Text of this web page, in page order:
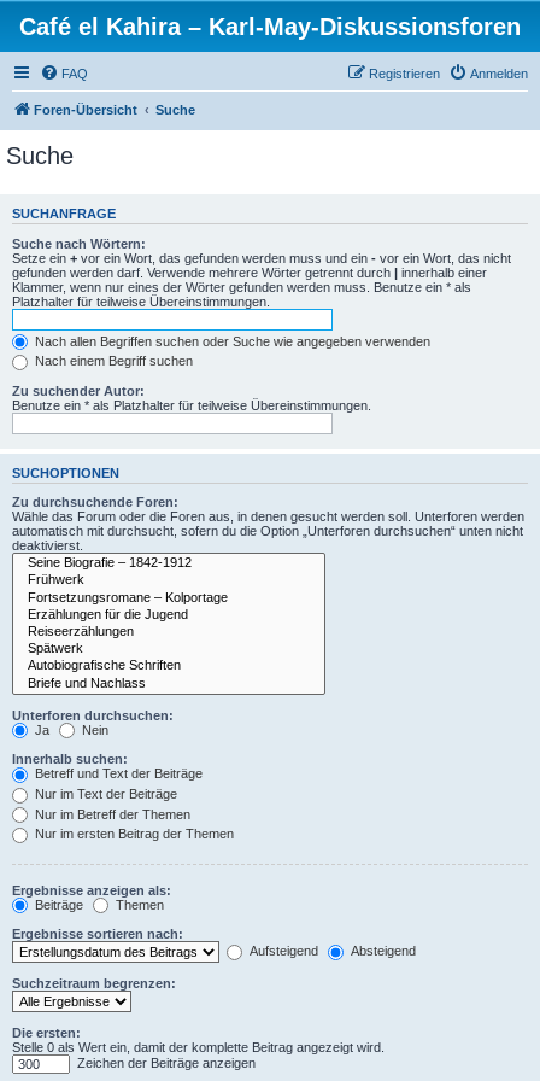
Café el Kahira – Karl-May-Diskussionsforen
FAQ Anmelden
Registrieren
Foren-Übersicht Suche
Suche
SUCHANFRAGE
Suche nach Wörtern:
Setze ein + vor ein Wort, das gefunden werden muss und ein - vor ein Wort, das nicht
gefunden werden darf. Verwende mehrere Wörter getrennt durch | innerhalb einer
Klammer, wenn nur eines der Wörter gefunden werden muss. Benutze ein * als
Platzhalter für teilweise Übereinstimmungen.
Nach allen Begriffen suchen oder Suche wie angegeben verwenden
Nach einem Begriff suchen
Zu suchender Autor:
Benutze ein * als Platzhalter für teilweise Übereinstimmungen.
SUCHOPTIONEN
Zu durchsuchende Foren:
Wähle das Forum oder die Foren aus, in denen gesucht werden soll. Unterforen werden
automatisch mit durchsucht, sofern du die Option „Unterforen durchsuchen“ unten nicht
deaktivierst.
Unterforen durchsuchen:
Ja
Nein
Innerhalb suchen:
Betreff und Text der Beiträge
Nur im Text der Beiträge
Nur im Betreff der Themen
Nur im ersten Beitrag der Themen
Ergebnisse anzeigen als:
Beiträge
Themen
Ergebnisse sortieren nach:
Aufsteigend
Absteigend
Suchzeitraum begrenzen:
Die ersten:
Stelle 0 als Wert ein, damit der komplette Beitrag angezeigt wird.
Zeichen der Beiträge anzeigen